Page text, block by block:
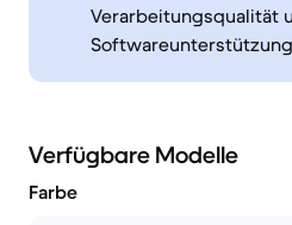
Verarbeitungsqualität
Verfügbare Modelle
Farbe